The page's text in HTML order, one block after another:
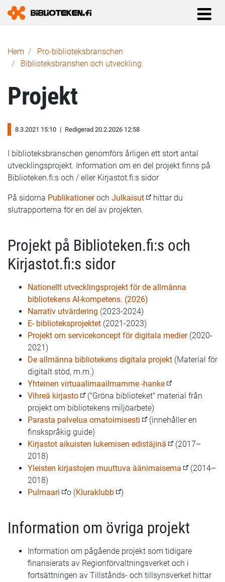
Länkstig
Hem
Pro-biblioteks­branschen
Biblioteksbranshen och utveckling
Projekt
8.3.2021 15:10 | Redigerad 20.2.2026 12:58
I biblioteksbranschen genomförs årligen ett stort antal
utvecklingsprojekt. Information om en del projekt finns på
Biblioteken.fi:s och / eller Kirjastot.fi:s sidor
På sidorna Publikationeroch Julkaisut
hittar du
slutrapporterna för en del av projekten.
Projekt på Biblioteken.fi:s och
Kirjastot.fi:s sidor
Nationellt utvecklingsprojekt för de allmänna
bibliotekens AI-kompetens. (2026)
Narrativ utvärdering (2023-2024)
E- biblioteksprojektet (2021-2023)
Projekt om servicekoncept för digitala medier(2020-
2021)
De allmänna bibliotekens digitala projekt (Material för
digitalt stöd, m.m.)
Yhteinen virtuaalimaailmamme -hanke
Vihreä kirjasto
("Gröna biblioteket" material från
projekt om bibliotekens miljöarbete)
Parasta palvelua omatoimisesti
(innehåller en
finskspråkig guide)
Kirjastot aikuisten lukemisen edistäjinä
(2017–
2018)
Yleisten kirjastojen muuttuva äänimaisema
(2014–
2018)
Pulmaari
o (Kluraklubb )
Information om övriga projekt
Information om pågående projekt som tidigare
finansierats av Regionförvaltningsverket och i
fortsättningen av Tillstånds- och tillsynsverket hittar